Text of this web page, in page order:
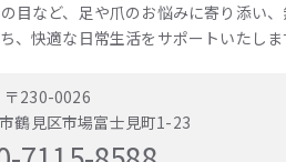
目など、足や爪のお悩みに寄り添い
快適な日常生活をサポートいたしま
〒230-0026
鶴見区市場富士見町1-23